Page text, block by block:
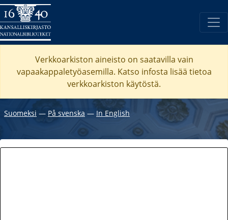
Verkkoarkiston aineisto on saatavilla vain
vapaakappaletyöasemilla. Katso infosta lisää tietoa
verkkoarkiston käytöstä.
Suomeksi ― På svenska ― In English